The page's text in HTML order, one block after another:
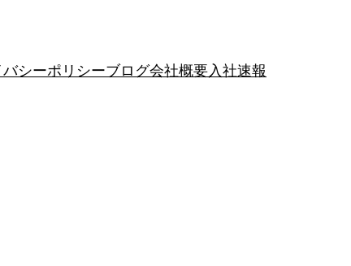
シーポリシーブログ会社概要入社速報